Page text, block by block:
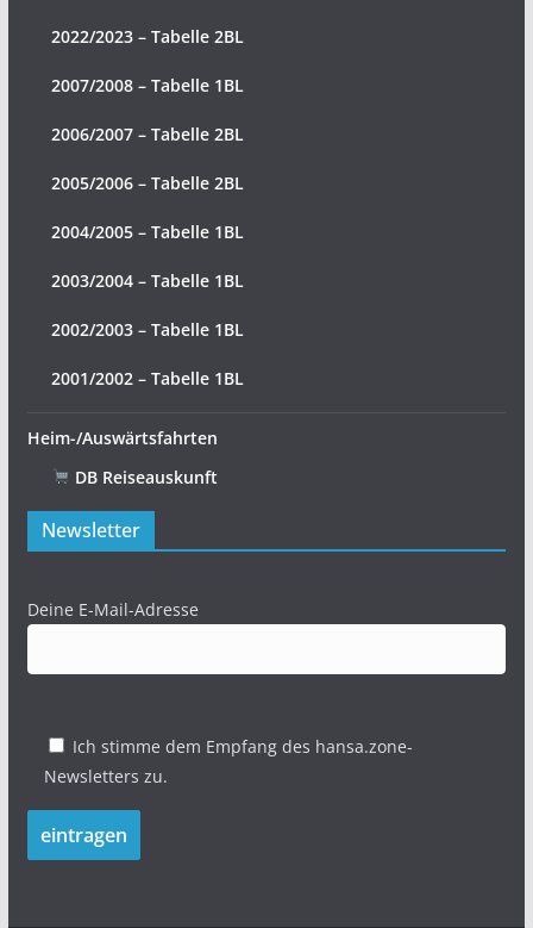
2022/2023 – Tabelle 2BL
2007/2008 – Tabelle 1BL
2006/2007 – Tabelle 2BL
2005/2006 – Tabelle 2BL
2004/2005 – Tabelle 1BL
2003/2004 – Tabelle 1BL
2002/2003 – Tabelle 1BL
2001/2002 – Tabelle 1BL
Heim-/Auswärtsfahrten
DB Reiseauskunft
Newsletter
Deine E-Mail-Adresse
Ich stimme dem Empfang des hansa.zone-
Newsletters zu.